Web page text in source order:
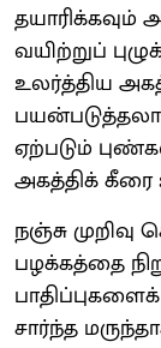
தயாரிக்கவும்
வயிற்றுப்
உலர்த்திய
ஏற்படும்
அகத்திக் கீரை
நஞ்சு முறிவு
பழக்கத்தை
சார்ந்த